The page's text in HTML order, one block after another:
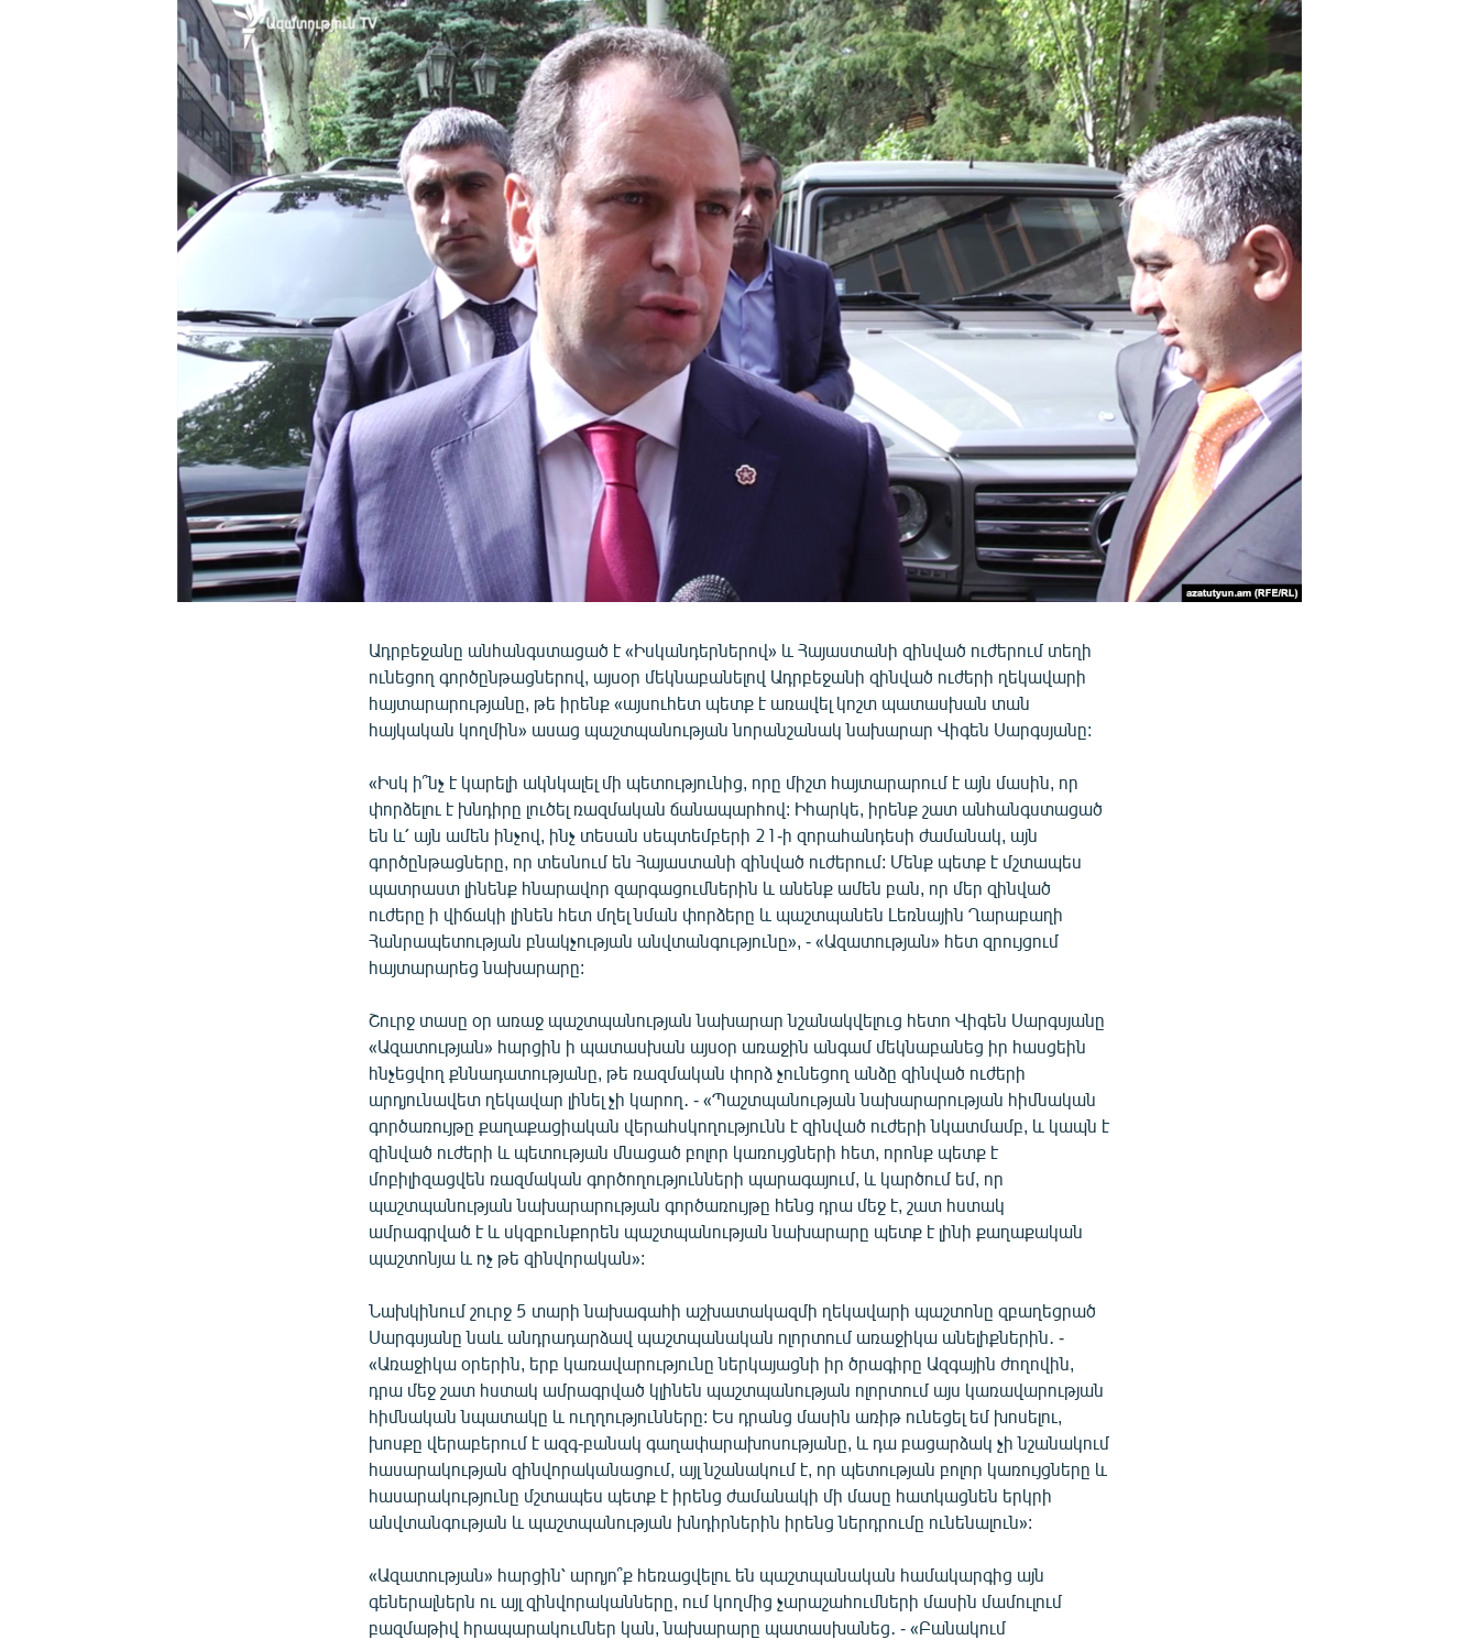
ՁԳՏԵԼՈՎ ԼԱՎԱԳՈՒՅՆԻՆ
Ադրբեջանը անհանգստացած է «Իսկանդերներով» և Հայաստանի զինված ուժերում տեղի
ունեցող գործընթացներով, այսօր մեկնաբանելով Ադրբեջանի զինված ուժերի ղեկավարի
հայտարարությանը, թե իրենք «այսուհետ պետք է առավել կոշտ պատասխան տան
հայկական կողմին» ասաց պաշտպանության նորանշանակ նախարար Վիգեն Սարգսյանը:
«Իսկ ի՞նչ է կարելի ակնկալել մի պետությունից, որը միշտ հայտարարում է այն մասին, որ
փորձելու է խնդիրը լուծել ռազմական ճանապարհով: Իհարկե, իրենք շատ անհանգստացած
են և՛ այն ամեն ինչով, ինչ տեսան սեպտեմբերի 21-ի զորահանդեսի ժամանակ, այն
գործընթացները, որ տեսնում են Հայաստանի զինված ուժերում: Մենք պետք է մշտապես
պատրաստ լինենք հնարավոր զարգացումներին և անենք ամեն բան, որ մեր զինված
ուժերը ի վիճակի լինեն հետ մղել նման փորձերը և պաշտպանեն Լեռնային Ղարաբաղի
Հանրապետության բնակչության անվտանգությունը», - «Ազատության» հետ զրույցում
հայտարարեց նախարարը:
Շուրջ տասը օր առաջ պաշտպանության նախարար նշանակվելուց հետո Վիգեն Սարգսյանը
«Ազատության» հարցին ի պատասխան այսօր առաջին անգամ մեկնաբանեց իր հասցեին
հնչեցվող քննադատությանը, թե ռազմական փորձ չունեցող անձը զինված ուժերի
արդյունավետ ղեկավար լինել չի կարող․ - «Պաշտպանության նախարարության հիմնական
գործառույթը քաղաքացիական վերահսկողությունն է զինված ուժերի նկատմամբ, և կապն է
զինված ուժերի և պետության մնացած բոլոր կառույցների հետ, որոնք պետք է
մոբիլիզացվեն ռազմական գործողությունների պարագայում, և կարծում եմ, որ
պաշտպանության նախարարության գործառույթը հենց դրա մեջ է, շատ հստակ
ամրագրված է և սկզբունքորեն պաշտպանության նախարարը պետք է լինի քաղաքական
պաշտոնյա և ոչ թե զինվորական»:
Նախկինում շուրջ 5 տարի նախագահի աշխատակազմի ղեկավարի պաշտոնը զբաղեցրած
Սարգսյանը նաև անդրադարձավ պաշտպանական ոլորտում առաջիկա անելիքներին․ -
«Առաջիկա օրերին, երբ կառավարությունը ներկայացնի իր ծրագիրը Ազգային ժողովին,
դրա մեջ շատ հստակ ամրագրված կլինեն պաշտպանության ոլորտում այս կառավարության
հիմնական նպատակը և ուղղությունները: Ես դրանց մասին առիթ ունեցել եմ խոսելու,
խոսքը վերաբերում է ազգ-բանակ գաղափարախոսությանը, և դա բացարձակ չի նշանակում
հասարակության զինվորականացում, այլ նշանակում է, որ պետության բոլոր կառույցները և
հասարակությունը մշտապես պետք է իրենց ժամանակի մի մասը հատկացնեն երկրի
անվտանգության և պաշտպանության խնդիրներին իրենց ներդրումը ունենալուն»:
«Ազատության» հարցին՝ արդյո՞ք հեռացվելու են պաշտպանական համակարգից այն
գեներալներն ու այլ զինվորականները, ում կողմից չարաշահումների մասին մամուլում
բազմաթիվ հրապարակումներ կան, նախարարը պատասխանեց․ - «Բանակում